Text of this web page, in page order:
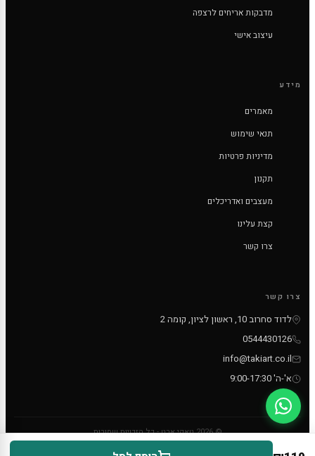
מדבקות אריחים לרצפה
עיצוב אישי
מידע
מאמרים
תנאי שימוש
מדיניות פרטיות
תקנון
מעצבים ואדריכלים
קצת עלינו
צרו קשר
צרו קשר
לדוד סחרוב 10, ראשון לציון, קומה 2
0544430126
info@takiart.co.il
א'-ה' 9:00-17:30
© 2026 טאקי ארט - כל הזכויות שמורות